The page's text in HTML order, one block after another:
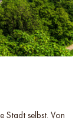
Stadt selbst. Von